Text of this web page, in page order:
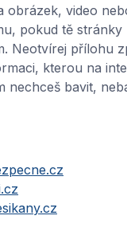
obrázek, video
pokud tě
Neotvírej přílohu
kterou na
nechceš bavit,